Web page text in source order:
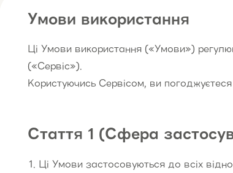
Умови використання
Ці Умови використання («Умови»)
(«Сервіс»).
Користуючись Сервісом, ви
Стаття 1 (Сфера
Ці Умови застосовуються до всіх